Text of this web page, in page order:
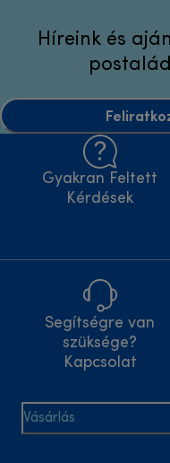
Híreink és
Gyakran Feltett
Kérdések
Segítségre van
szüksége?
Kapcsolat
Vásárlás